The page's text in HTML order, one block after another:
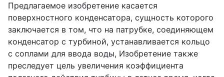
Предлагаемое изобретение касается
поверхностного конденсатора, сущность которого
заключается в том, что на патрубке, соединяющем
конденсатор с турбиной, устанавливается кольцо
с соплами для ввода воды, Изобретение также
преследует цель увеличения коэффициента